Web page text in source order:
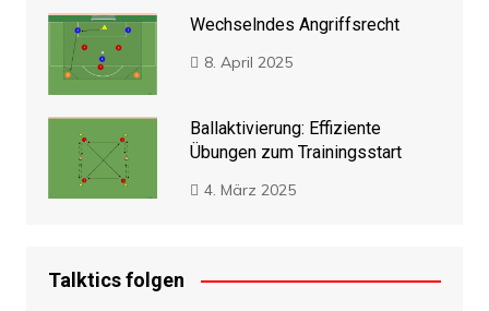
Wechselndes Angriffsrecht
8. April 2025
Ballaktivierung: Effiziente
Übungen zum Trainingsstart
4. März 2025
Talktics folgen